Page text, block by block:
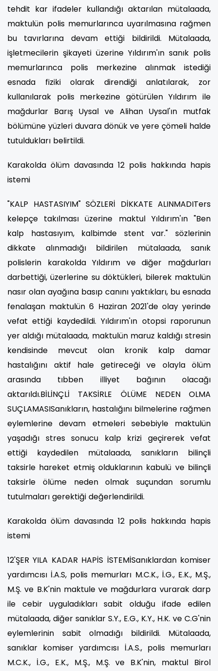
tehdit kar ifadeler kullandığı aktarılan mütalaada,
maktulün polis memurlarınca uyarılmasına rağmen
bu tavırlarına devam ettiği bildirildi. Mütalaada,
işletmecilerin şikayeti üzerine Yıldırım'ın sanık polis
memurlarınca polis merkezine alınmak istediği
esnada fiziki olarak direndiği anlatılarak, zor
kullanılarak polis merkezine götürülen Yıldırım ile
mağdurlar Barış Uysal ve Alihan Uysal'ın mutfak
bölümüne yüzleri duvara dönük ve yere çömeli halde
tutuldukları belirtildi.
Karakolda ölüm davasında 12 polis hakkında hapis
istemi
"KALP HASTASIYIM" SÖZLERİ DİKKATE ALINMADITers
kelepçe takılması üzerine maktul Yıldırım'ın "Ben
kalp hastasıyım, kalbimde stent var." sözlerinin
dikkate alınmadığı bildirilen mütalaada, sanık
polislerin karakolda Yıldırım ve diğer mağdurları
darbettiği, üzerlerine su döktükleri, bilerek maktulün
nasır olan ayağına basıp canını yaktıkları, bu esnada
fenalaşan maktulün 6 Haziran 2021'de olay yerinde
vefat ettiği kaydedildi. Yıldırım'ın otopsi raporunun
yer aldığı mütalaada, maktulün maruz kaldığı stresin
kendisinde mevcut olan kronik kalp damar
hastalığını aktif hale getireceği ve olayla ölüm
arasında tıbben illiyet bağının olacağı
aktarıldı.BİLİNÇLİ TAKSİRLE ÖLÜME NEDEN OLMA
SUÇLAMASISanıkların, hastalığını bilmelerine rağmen
eylemlerine devam etmeleri sebebiyle maktulün
yaşadığı stres sonucu kalp krizi geçirerek vefat
ettiği kaydedilen mütalaada, sanıkların bilinçli
taksirle hareket etmiş olduklarının kabulü ve bilinçli
taksirle ölüme neden olmak suçundan sorumlu
tutulmaları gerektiği değerlendirildi.
Karakolda ölüm davasında 12 polis hakkında hapis
istemi
12'ŞER YILA KADAR HAPİS İSTEMİSanıklardan komiser
yardımcısı İ.A.S, polis memurları M.C.K., İ.G., E.K., M.Ş.,
M.Ş. ve B.K'nin maktule ve mağdurlara vurarak darp
ile cebir uyguladıkları sabit olduğu ifade edilen
mütalaada, diğer sanıklar S.Y., E.G., K.Y., H.K. ve C.G'nin
eylemlerinin sabit olmadığı bildirildi. Mütalaada,
sanıklar komiser yardımcısı İ.A.S., polis memurları
M.C.K., İ.G., E.K., M.Ş., M.Ş. ve B.K'nin, maktul Birol